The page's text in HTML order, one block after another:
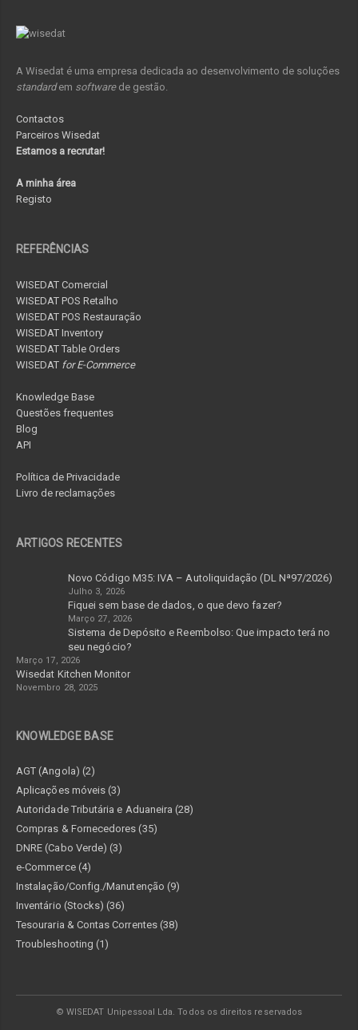
A Wisedat é uma empresa dedicada ao desenvolvimento de soluções
standardem softwarede gestão.
Contactos
Parceiros Wisedat
Estamos a recrutar!
A minha área
Registo
REFERÊNCIAS
WISEDAT Comercial
WISEDAT POS Retalho
WISEDAT POS Restauração
WISEDAT Inventory
WISEDAT Table Orders
WISEDAT for E-Commerce
Knowledge Base
Questões frequentes
Blog
API
Política de Privacidade
Livro de reclamações
ARTIGOS RECENTES
Novo Código M35: IVA – Autoliquidação (DL Nª97/2026)
Julho 3, 2026
Fiquei sem base de dados, o que devo fazer?
Março 27, 2026
Sistema de Depósito e Reembolso: Que impacto terá no
seu negócio?
Março 17, 2026
Wisedat Kitchen Monitor
Novembro 28, 2025
KNOWLEDGE BASE
AGT (Angola) (2)
Aplicações móveis (3)
Autoridade Tributária e Aduaneira (28)
Compras & Fornecedores (35)
DNRE (Cabo Verde) (3)
e-Commerce (4)
Instalação/Config./Manutenção (9)
Inventário (Stocks) (36)
Tesouraria & Contas Correntes (38)
Troubleshooting (1)
© WISEDAT Unipessoal Lda. Todos os direitos reservados